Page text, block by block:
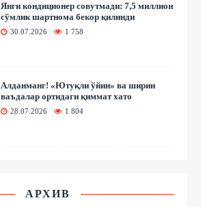
Янги кондиционер совутмади: 7,5 миллион
сўмлик шартнома бекор қилинди
30.07.2026 1 758
Алданманг! «Ютуқли ўйин» ва ширин
ваъдалар ортидаги қиммат хато
28.07.2026 1 804
АРХИВ